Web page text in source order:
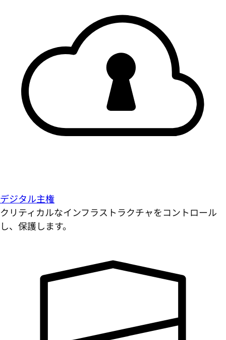
デジタル主権
クリティカルなインフラストラクチャをコントロール
し、保護します。